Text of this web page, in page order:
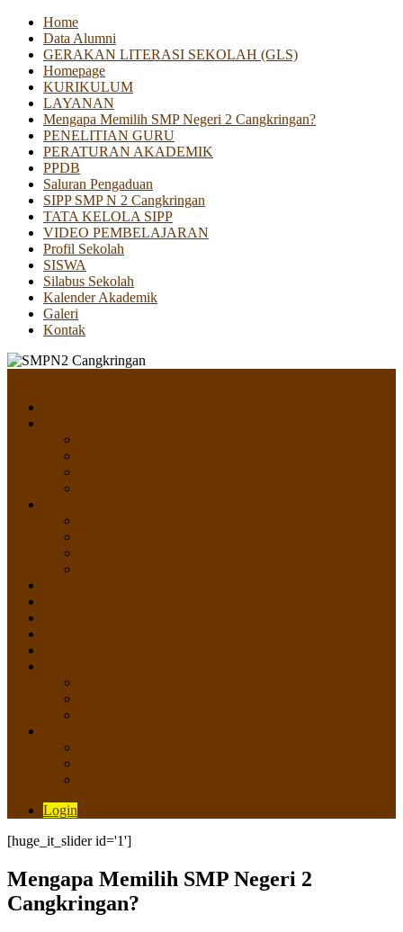
Home
Data Alumni
GERAKAN LITERASI SEKOLAH (GLS)
Homepage
KURIKULUM
LAYANAN
Mengapa Memilih SMP Negeri 2 Cangkringan?
PENELITIAN GURU
PERATURAN AKADEMIK
PPDB
Saluran Pengaduan
SIPP SMP N 2 Cangkringan
TATA KELOLA SIPP
VIDEO PEMBELAJARAN
Profil Sekolah
SISWA
Silabus Sekolah
Kalender Akademik
Galeri
Kontak
Login
[huge_it_slider id='1']
Mengapa Memilih SMP Negeri 2
Cangkringan?